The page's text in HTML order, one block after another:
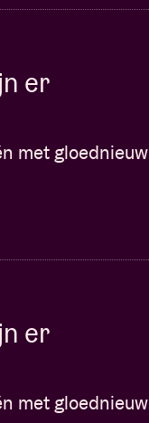
o.a.
er
met gloednieuw
er
met gloednieuw